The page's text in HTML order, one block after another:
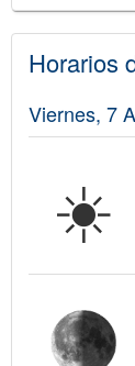
Horarios
Viernes, 7
☀️